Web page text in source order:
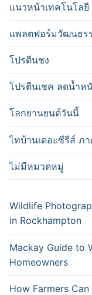
แนวหน้าเทคโนโลยี
แพลตฟอร์มวัฒนธร
โปรตีนชง
โปรตีนเชค ลดน้ำห
โลกยานยนต์วันนี้
ไทบ้านเดอะซีรีส์ ภา
ไม่มีหมวดหมู่
Wildlife
in Rockhampton
Mackay Guide to
Homeowners
How Farmers